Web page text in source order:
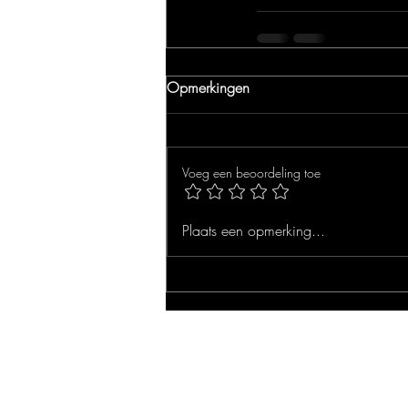
Opmerkingen
Voeg een beoordeling toe
Plaats een opmerking...